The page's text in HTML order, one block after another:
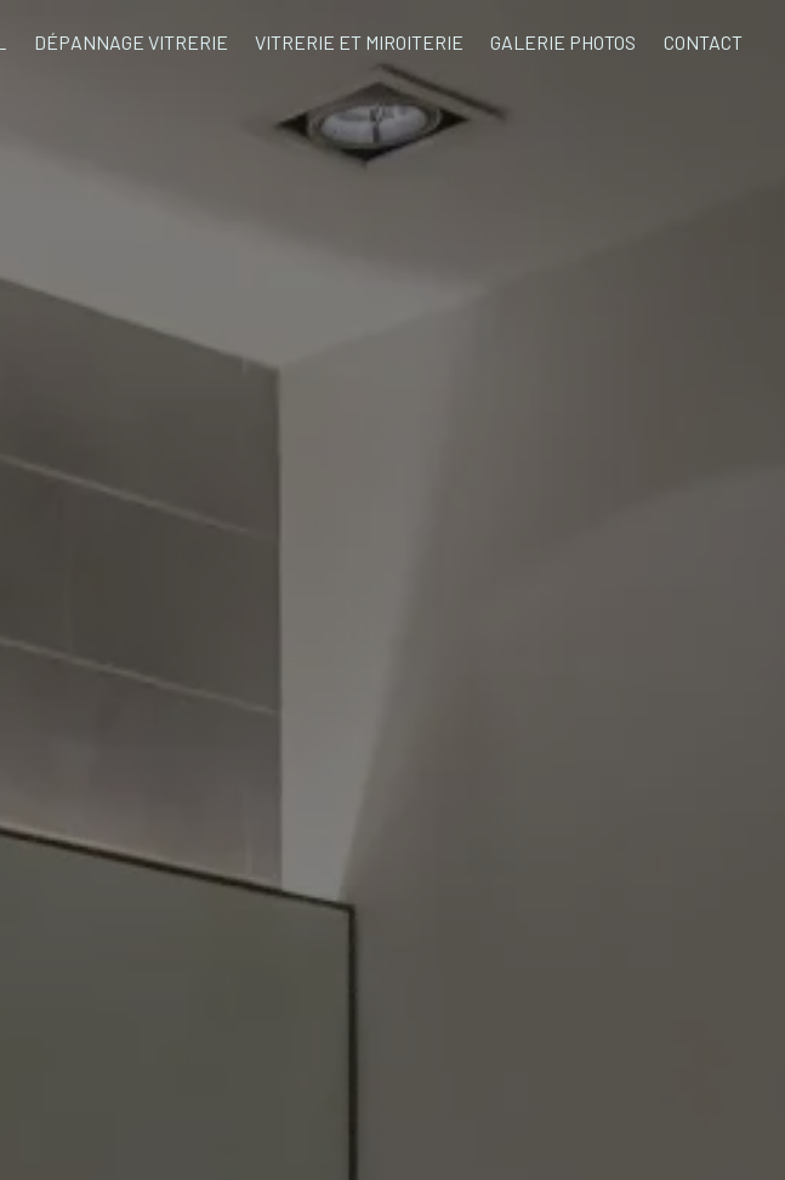
DÉPANNAGE VITRERIE VITRERIE ET MIROITERIE GALERIE PHOTOS CONTACT